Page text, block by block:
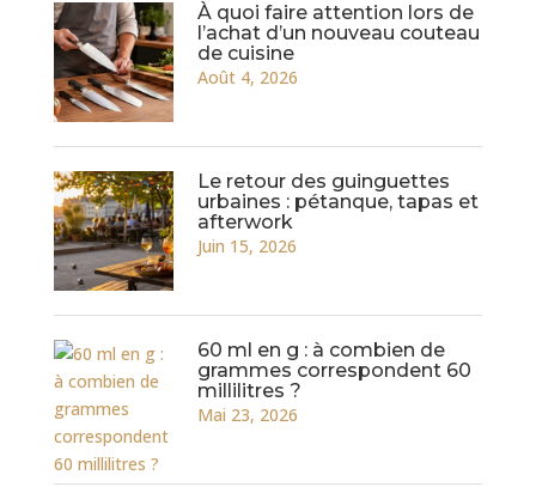
À quoi faire attention lors de
l’achat d’un nouveau couteau
de cuisine
Août 4, 2026
Le retour des guinguettes
urbaines : pétanque, tapas et
afterwork
Juin 15, 2026
60 ml en g : à combien de
grammes correspondent 60
millilitres ?
Mai 23, 2026